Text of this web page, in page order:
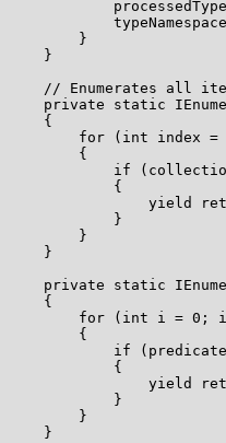
        }
    }
// Enumerates all
private static
    {
for (int index =
        {
if
            {
yield
            }
        }
    }
private static
    {
for (int i = 0;
        {
if
            {
yield
            }
        }
    }